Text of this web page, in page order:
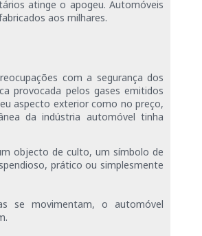
atinge o apogeu. Automóveis
aos milhares.
com a segurança dos
provocada pelos gases emitidos
aspecto exterior como no preço,
da indústria automóvel tinha
objecto de culto, um símbolo de
prático ou simplesmente
se movimentam, o automóvel